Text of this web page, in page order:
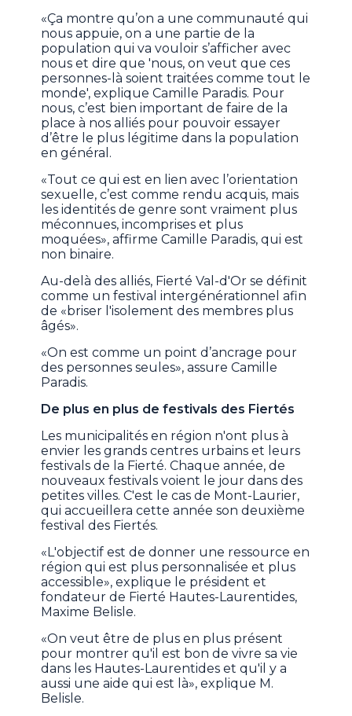
«Ça montre qu’on a une communauté qui
nous appuie, on a une partie de la
population qui va vouloir s’afficher avec
nous et dire que 'nous, on veut que ces
personnes-là soient traitées comme tout le
monde', explique Camille Paradis. Pour
nous, c’est bien important de faire de la
place à nos alliés pour pouvoir essayer
d’être le plus légitime dans la population
en général.
«Tout ce qui est en lien avec l’orientation
sexuelle, c’est comme rendu acquis, mais
les identités de genre sont vraiment plus
méconnues, incomprises et plus
moquées», affirme Camille Paradis, qui est
non binaire.
Au-delà des alliés, Fierté Val-d'Or se définit
comme un festival intergénérationnel afin
de «briser l'isolement des membres plus
âgés».
«On est comme un point d’ancrage pour
des personnes seules», assure Camille
Paradis.
De plus en plus de festivals des Fiertés
Les municipalités en région n'ont plus à
envier les grands centres urbains et leurs
festivals de la Fierté. Chaque année, de
nouveaux festivals voient le jour dans des
petites villes. C'est le cas de Mont-Laurier,
qui accueillera cette année son deuxième
festival des Fiertés.
«L'objectif est de donner une ressource en
région qui est plus personnalisée et plus
accessible», explique le président et
fondateur de Fierté Hautes-Laurentides,
Maxime Belisle.
«On veut être de plus en plus présent
pour montrer qu'il est bon de vivre sa vie
dans les Hautes-Laurentides et qu'il y a
aussi une aide qui est là», explique M.
Belisle.